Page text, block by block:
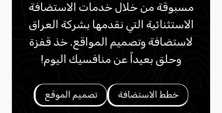
مسبوقة من خلال خدمات الاستضافة
الاستثنائية التي نقدمها بشركة العراق
لاستضافة وتصميم المواقع. خذ قفزة
وحلق بعيداً عن منافسيك اليوم!
خطط الاستضافة تصميم الموقع